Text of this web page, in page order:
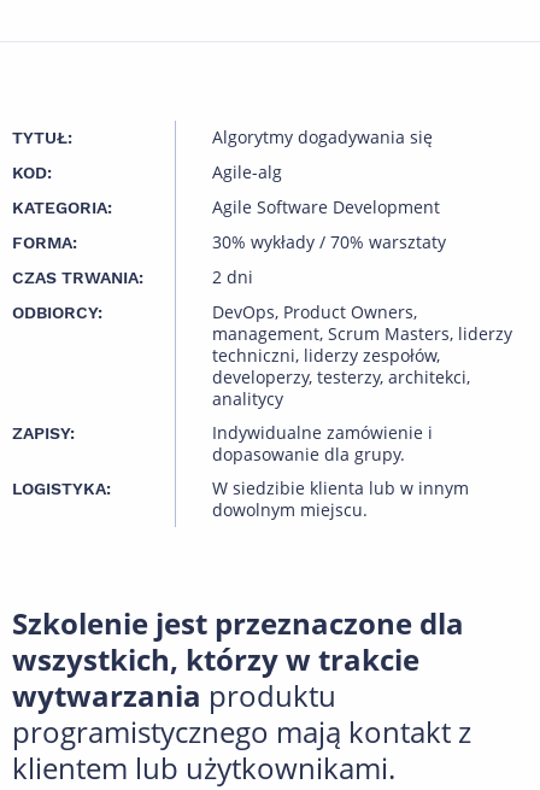
TYTUŁ: Algorytmy dogadywania się
KOD: Agile-alg
KATEGORIA: Agile Software Development
FORMA: 30% wykłady / 70% warsztaty
CZAS TRWANIA: 2 dni
ODBIORCY:
DevOps, Product Owners,
management, Scrum Masters, liderzy
techniczni, liderzy zespołów,
developerzy, testerzy, architekci,
analitycy
ZAPISY:
Indywidualne zamówienie i
dopasowanie dla grupy.
LOGISTYKA:
W siedzibie klienta lub w innym
dowolnym miejscu.
Szkolenie jest przeznaczone dla
wszystkich, którzy w trakcie
wytwarzania produktu
programistycznego mają kontakt z
klientem lub użytkownikami.